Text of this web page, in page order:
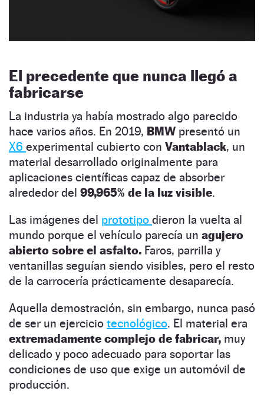
El precedente que nunca llegó a
fabricarse
La industria ya había mostrado algo parecido
hace varios años. En 2019, BMW presentó un
X6 experimental cubierto con Vantablack, un
material desarrollado originalmente para
aplicaciones científicas capaz de absorber
alrededor del 99,965% de la luz visible.
Las imágenes del prototipo dieron la vuelta al
mundo porque el vehículo parecía un agujero
abierto sobre el asfalto. Faros, parrilla y
ventanillas seguían siendo visibles, pero el resto
de la carrocería prácticamente desaparecía.
Aquella demostración, sin embargo, nunca pasó
de ser un ejercicio tecnológico. El material era
extremadamente complejo de fabricar, muy
delicado y poco adecuado para soportar las
condiciones de uso que exige un automóvil de
producción.